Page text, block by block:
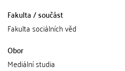
Fakulta / součást
Fakulta sociálních věd
Obor
Mediální studia